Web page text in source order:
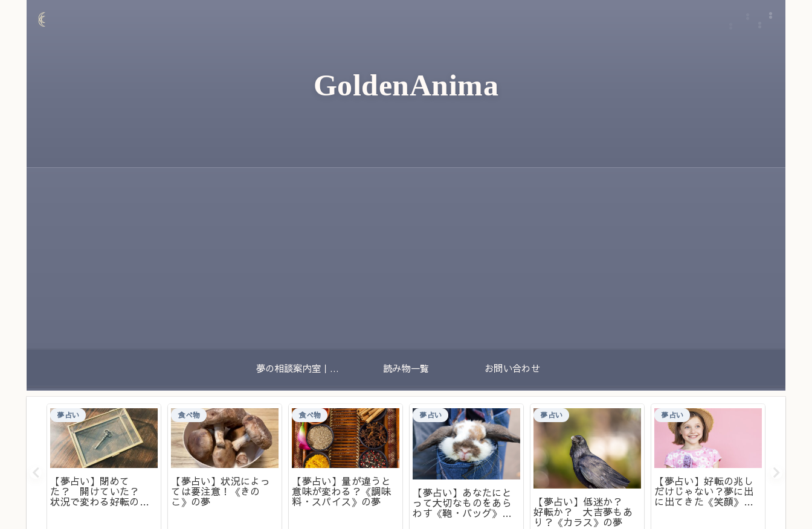
GoldenAnima
夢の相談案内室｜夢のあとに残る不安や迷いをやさしく整理する場所 読み物一覧 お問い合わせ
夢占い
【夢占い】閉めて
た？ 開けていた？
状況で変わる好転の兆
食べ物
【夢占い】状況によっ
ては要注意！《きの
こ》の夢
食べ物
【夢占い】量が違うと
意味が変わる？《調味
料・スパイス》の夢
夢占い
【夢占い】あなたにと
って大切なものをあら
わす《鞄・バッグ》の
夢占い
【夢占い】低迷か？
好転か？ 大吉夢もあ
り？《カラス》の夢
夢占い
【夢占い】好転の兆し
だけじゃない？夢に出
に出てきた《笑顔》の